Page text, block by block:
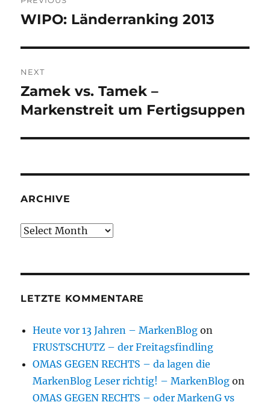
navigation
Previous
WIPO: Länderranking 2013
NEXT
Next
post:
Zamek vs. Tamek –
Markenstreit um Fertigsuppen
ARCHIVE
Archive
LETZTE KOMMENTARE
Heute vor 13 Jahren – MarkenBlog on
FRUSTSCHUTZ – der Freitagsfindling
OMAS GEGEN RECHTS – da lagen die
MarkenBlog Leser richtig! – MarkenBlog on
OMAS GEGEN RECHTS – oder MarkenG vs